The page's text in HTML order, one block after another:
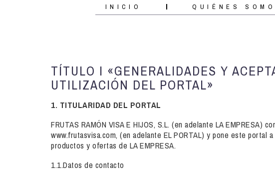
INICIO QUIÉNES
TÍTULO I «GENERALIDADES Y
UTILIZACIÓN DEL PORTAL»
1. TITULARIDAD DEL PORTAL
FRUTAS RAMÓN VISA E HIJOS, S.L. (en adelante LA
www.frutasvisa.com, (en adelante EL PORTAL) y pone este
productos y ofertas de LA EMPRESA.
1.1.Datos de contacto